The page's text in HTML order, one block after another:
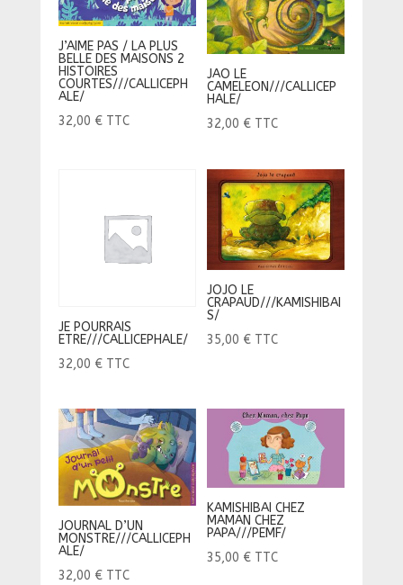
J’AIME PAS / LA PLUS
BELLE DES MAISONS 2
HISTOIRES
COURTES///CALLICEPH
ALE/
32,00 € TTC
JAO LE
CAMELEON///CALLICEP
HALE/
32,00 € TTC
JE POURRAIS
ETRE///CALLICEPHALE/
32,00 € TTC
JOJO LE
CRAPAUD///KAMISHIBAI
S/
35,00 € TTC
JOURNAL D’UN
MONSTRE///CALLICEPH
ALE/
32,00 € TTC
KAMISHIBAI CHEZ
MAMAN CHEZ
PAPA///PEMF/
35,00 € TTC